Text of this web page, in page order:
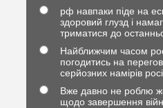
рф навпаки піде на
здоровий глузд і
триматися до
Найближчим часом
погодитись на
серйозних намірів
Вже давно не роблю
щодо завершення